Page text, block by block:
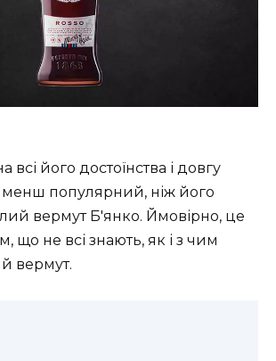
його достоїнства і довгу
менш популярний, ніж його
вермут Б'янко. Ймовірно, це
що не всі знають, як і з чим
вермут.